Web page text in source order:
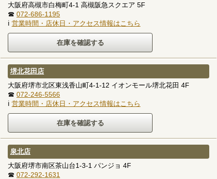
大阪府高槻市白梅町4-1 高槻阪急スクエア 5F
☎ 072-686-1195
ℹ 営業時間・店休日・アクセス情報はこちら
堺北花田店
大阪府堺市北区東浅香山町4-1-12 イオンモール堺北花田 4F
☎ 072-246-5566
ℹ 営業時間・店休日・アクセス情報はこちら
泉北店
大阪府堺市南区茶山台1-3-1 パンジョ 4F
☎ 072-292-1631